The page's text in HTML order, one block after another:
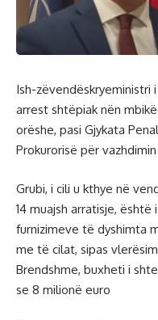
Ish-
arrest shtëpiak nën
orëshe, pasi Gjykata
Prokurorisë për
Grubi, i cili u kthye në
14 muajsh arratisje, është
furnizimeve të dyshimta
me të cilat, sipas
Brendshme, buxheti i
se 8 milionë euro